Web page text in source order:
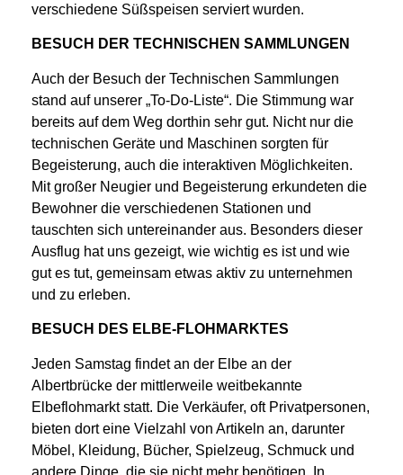
verschiedene Süßspeisen serviert wurden.
BESUCH DER TECHNISCHEN SAMMLUNGEN
Auch der Besuch der Technischen Sammlungen
stand auf unserer „To-Do-Liste“. Die Stimmung war
bereits auf dem Weg dorthin sehr gut. Nicht nur die
technischen Geräte und Maschinen sorgten für
Begeisterung, auch die interaktiven Möglichkeiten.
Mit großer Neugier und Begeisterung erkundeten die
Bewohner die verschiedenen Stationen und
tauschten sich untereinander aus. Besonders dieser
Ausflug hat uns gezeigt, wie wichtig es ist und wie
gut es tut, gemeinsam etwas aktiv zu unternehmen
und zu erleben.
BESUCH DES ELBE-FLOHMARKTES
Jeden Samstag findet an der Elbe an der
Albertbrücke der mittlerweile weitbekannte
Elbeflohmarkt statt. Die Verkäufer, oft Privatpersonen,
bieten dort eine Vielzahl von Artikeln an, darunter
Möbel, Kleidung, Bücher, Spielzeug, Schmuck und
andere Dinge, die sie nicht mehr benötigen. In